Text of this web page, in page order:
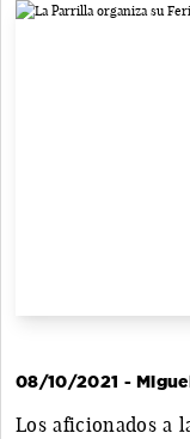
08/10/2021 -
Los aficionados a